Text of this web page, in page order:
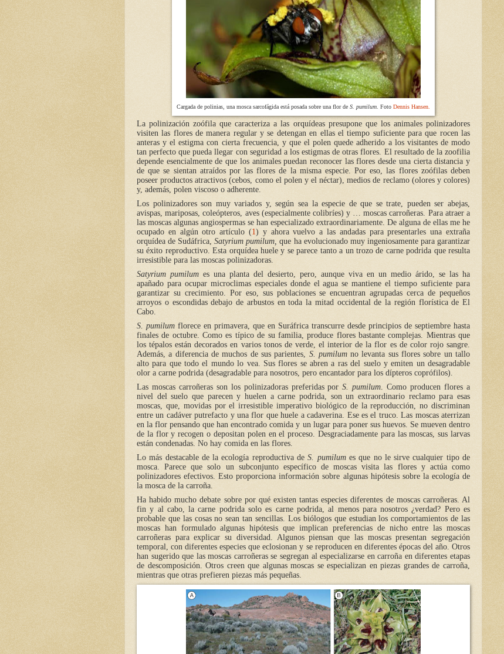
Cargada de polinias, una mosca sarcofágida está posada sobre una flor de S. pumilum . Foto Dennis Hansen.
La polinización zoófila que caracteriza a las orquídeas presupone que los animales polinizadores
visiten las flores de manera regular y se detengan en ellas el tiempo suficiente para que rocen las
anteras y el estigma con cierta frecuencia, y que el polen quede adherido a los visitantes de modo
tan perfecto que pueda llegar con seguridad a los estigmas de otras flores. El resultado de la zoofilia
depende esencialmente de que los animales puedan reconocer las flores desde una cierta distancia y
de que se sientan atraídos por las flores de la misma especie. Por eso, las flores zoófilas deben
poseer productos atractivos (cebos, como el polen y el néctar), medios de reclamo (olores y colores)
y, además, polen viscoso o adherente.
Los polinizadores son muy variados y, según sea la especie de que se trate, pueden ser abejas,
avispas, mariposas, coleópteros, aves (especialmente colibríes) y … moscas carroñeras. Para atraer a
las moscas algunas angiospermas se han especializado extraordinariamente. De alguna de ellas me he
ocupado en algún otro artículo (1) y ahora vuelvo a las andadas para presentarles una extraña
orquídea de Sudáfrica,Satyrium pumilum,que ha evolucionado muy ingeniosamente para garantizar
su éxito reproductivo. Esta orquídea huele y se parece tanto a un trozo de carne podrida que resulta
irresistible para las moscas polinizadoras.
Satyrium pumilum es una planta del desierto, pero, aunque viva en un medio árido, se las ha
apañado para ocupar microclimas especiales donde el agua se mantiene el tiempo suficiente para
garantizar su crecimiento. Por eso, sus poblaciones se encuentran agrupadas cerca de pequeños
arroyos o escondidas debajo de arbustos en toda la mitad occidental de la región florística de El
Cabo.
S. pumilum florece en primavera, que en Suráfrica transcurre desde principios de septiembre hasta
finales de octubre. Como es típico de su familia, produce flores bastante complejas. Mientras que
los tépalos están decorados en varios tonos de verde, el interior de la flor es de color rojo sangre.
Además, a diferencia de muchos de sus parientes, S. pumilumno levanta sus flores sobre un tallo
alto para que todo el mundo lo vea. Sus flores se abren a ras del suelo y emiten un desagradable
olor a carne podrida (desagradable para nosotros, pero encantador para los dípteros coprófilos).
Las moscas carroñeras son los polinizadoras preferidas porS. pumilum. Como producen flores a
nivel del suelo que parecen y huelen a carne podrida, son un extraordinario reclamo para esas
moscas, que, movidas por el irresistible imperativo biológico de la reproducción, no discriminan
entre un cadáver putrefacto y una flor que huele a cadaverina. Ese es el truco. Las moscas aterrizan
en la flor pensando que han encontrado comida y un lugar para poner sus huevos. Se mueven dentro
de la flor y recogen o depositan polen en el proceso. Desgraciadamente para las moscas, sus larvas
están condenadas. No hay comida en las flores.
Lo más destacable de la ecología reproductiva deS. pumilumes que no le sirve cualquier tipo de
mosca. Parece que solo un subconjunto específico de moscas visita las flores y actúa como
polinizadores efectivos. Esto proporciona información sobre algunas hipótesis sobre la ecología de
la mosca de la carroña.
Ha habido mucho debate sobre por qué existen tantas especies diferentes de moscas carroñeras. Al
fin y al cabo, la carne podrida solo es carne podrida, al menos para nosotros ¿verdad? Pero es
probable que las cosas no sean tan sencillas. Los biólogos que estudian los comportamientos de las
moscas han formulado algunas hipótesis que implican preferencias de nicho entre las moscas
carroñeras para explicar su diversidad. Algunos piensan que las moscas presentan segregación
temporal, con diferentes especies que eclosionan y se reproducen en diferentes épocas del año. Otros
han sugerido que las moscas carroñeras se segregan al especializarse en carroña en diferentes etapas
de descomposición. Otros creen que algunas moscas se especializan en piezas grandes de carroña,
mientras que otras prefieren piezas más pequeñas.